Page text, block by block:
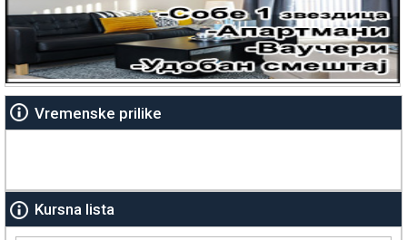
Vremenske prilike
Kursna lista